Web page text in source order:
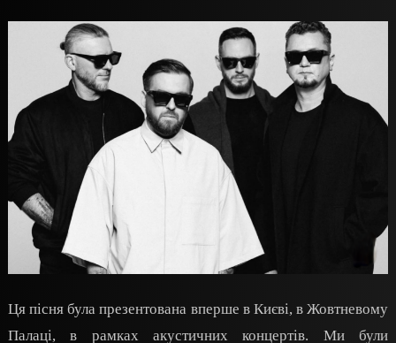
Ця пісня була презентована вперше в Києві, в Жовтневому
Палаці, в рамках акустичних концертів. Ми були